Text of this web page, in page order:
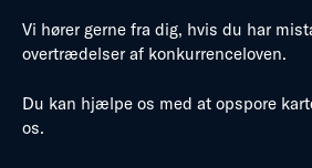
Vi hører gerne fra dig, hvis du har
overtrædelser af konkurrenceloven.
Du kan hjælpe os med at opspore
os.